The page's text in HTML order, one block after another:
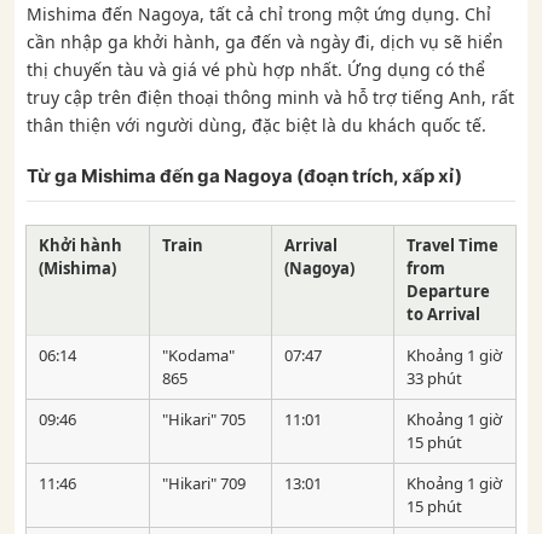
Mishima đến Nagoya, tất cả chỉ trong một ứng dụng. Chỉ
cần nhập ga khởi hành, ga đến và ngày đi, dịch vụ sẽ hiển
thị chuyến tàu và giá vé phù hợp nhất. Ứng dụng có thể
truy cập trên điện thoại thông minh và hỗ trợ tiếng Anh, rất
thân thiện với người dùng, đặc biệt là du khách quốc tế.
Từ ga Mishima đến ga Nagoya (đoạn trích, xấp xỉ)
Khởi hành
(Mishima)
Train
Arrival
(Nagoya)
Travel Time
from
Departure
to Arrival
06:14
"Kodama"
865
07:47
Khoảng 1 giờ
33 phút
09:46
"Hikari" 705 11:01
Khoảng 1 giờ
15 phút
11:46
"Hikari" 709 13:01
Khoảng 1 giờ
15 phút